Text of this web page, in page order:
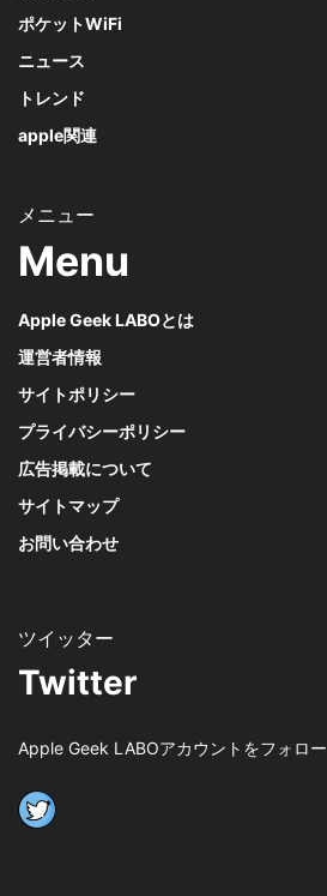
ポケットWiFi
ニュース
トレンド
apple関連
Menu
Apple Geek LABOとは
運営者情報
サイトポリシー
プライバシーポリシー
広告掲載について
サイトマップ
お問い合わせ
Twitter
Apple Geek LABOアカウントをフォロー